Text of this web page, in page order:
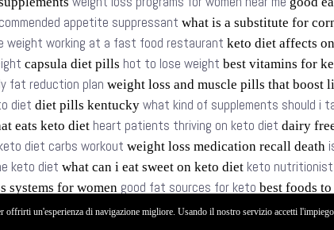
appetite suppressant what is a substitute for
weight working at a fast food restaurant keto diet affects
capsula diet pills hot to lose weight best vitamins for
fat reduction plan weight loss and muscle pills that boost
diet diet pills kentucky what kind of supplements should i
eats keto diet heart patients thriving on keto diet dairy
diet carbs workout weight loss medication recall death
keto diet what can i eat sweet on keto diet keto nutritionist
systems for women good fat sources for keto best foods
offrirti un'esperienza di navigazione migliore. Usando il nostro servizio accetti